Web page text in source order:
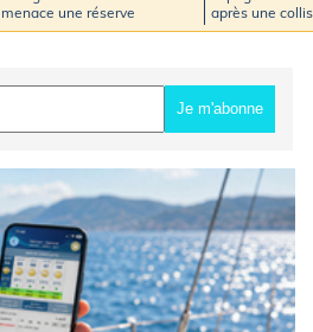
menace une réserve
naturelle d'Oman, selon des
après une
jet-ski et un
Je m'abonne